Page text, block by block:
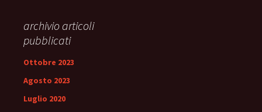
archivio articoli
pubblicati
Ottobre 2023
Agosto 2023
Luglio 2020